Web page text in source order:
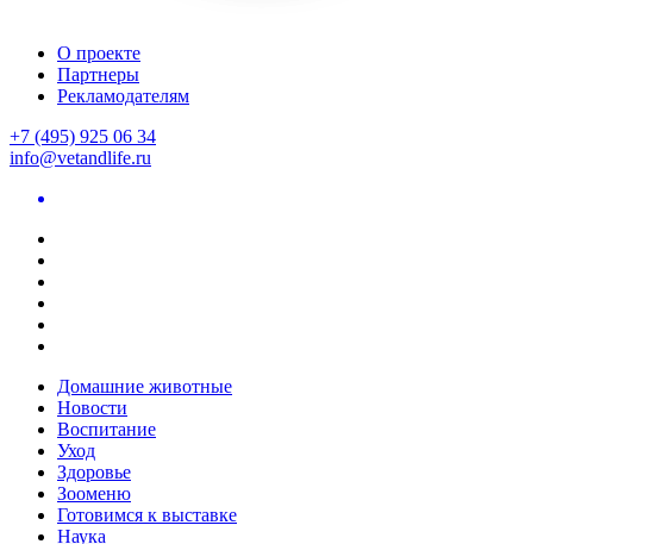
О проекте
Партнеры
Рекламодателям
+7 (495) 925 06 34
info@vetandlife.ru
Домашние животные
Новости
Воспитание
Уход
Здоровье
Зооменю
Готовимся к выставке
Наука